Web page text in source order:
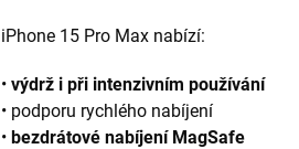
iPhone 15 Pro Max nabízí:
• výdrž i při intenzivním používání
• podporu rychlého nabíjení
• bezdrátové nabíjení MagSafe